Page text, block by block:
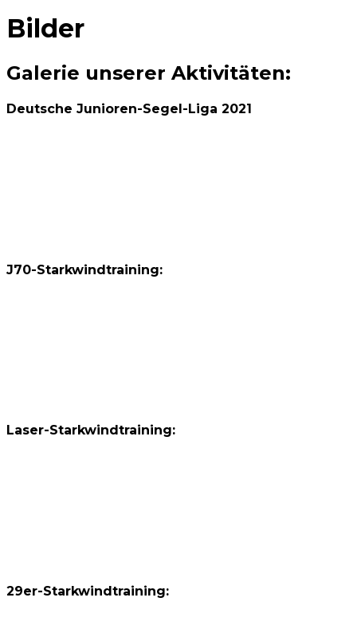
Bilder
Galerie unserer Aktivitäten:
Deutsche Junioren-Segel-Liga 2021
J70-Starkwindtraining:
Laser-Starkwindtraining:
29er-Starkwindtraining: